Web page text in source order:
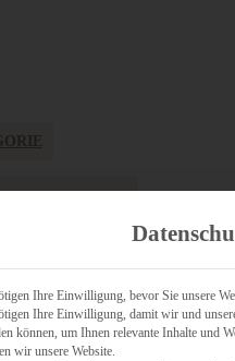
KÄSEKUCHEN
Ihre Einwilligung, bevor Sie unsere
Ihre Einwilligung, damit wir und
können, um Ihnen relevante Inhalte und
wir unsere Website.